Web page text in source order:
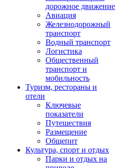
дорожное движение
Авиация
Железнодорожный
транспорт
Водный транспорт
Логистика
Общественный
транспорт и
мобильность
Туризм, рестораны и
отели
Ключевые
показатели
Путешествия
Размещение
Общепит
Культура, спорт и отдых
Парки и отдых на